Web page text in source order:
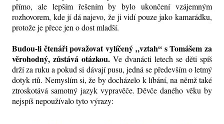
přímo, ale lepším řešením by bylo ukončení vzájemným
rozhovorem, kde jí dá najevo, že ji vidí pouze jako kamarádku,
protože je přece jen o dost mladší.
Budou-li čtenáři považovat vylíčený „vztah“ s Tomášem za
věrohodný, zůstává otázkou. Ve dvanácti letech se děti spíš
drží za ruku a pokud si dávají pusu, jedná se především o letmý
dotyk rtů. Nemyslím si, že by docházelo k líbání, na němž také
ztroskotává samotný jazyk vypravěče. Děvče daného věku by
nejspíš nepoužívalo tyto výrazy: